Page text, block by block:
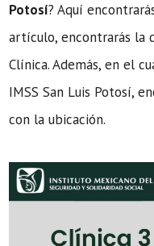
Potosí? Aquí
artículo, encontrarás la
Clínica. Además, en el
IMSS San Luis Potosí,
con la ubicación.